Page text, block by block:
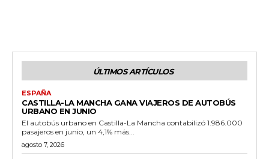
ÚLTIMOS ARTÍCULOS
ESPAÑA
CASTILLA-LA MANCHA GANA VIAJEROS DE AUTOBÚS
URBANO EN JUNIO
El autobús urbano en Castilla-La Mancha contabilizó 1.986.000
pasajeros en junio, un 4,1% más...
agosto 7, 2026